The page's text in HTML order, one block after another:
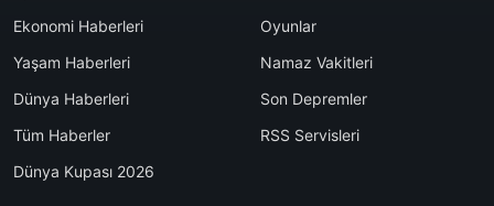
Ekonomi Haberleri
Yaşam Haberleri
Dünya Haberleri
Tüm Haberler
Dünya Kupası 2026
Oyunlar
Namaz Vakitleri
Son Depremler
RSS Servisleri